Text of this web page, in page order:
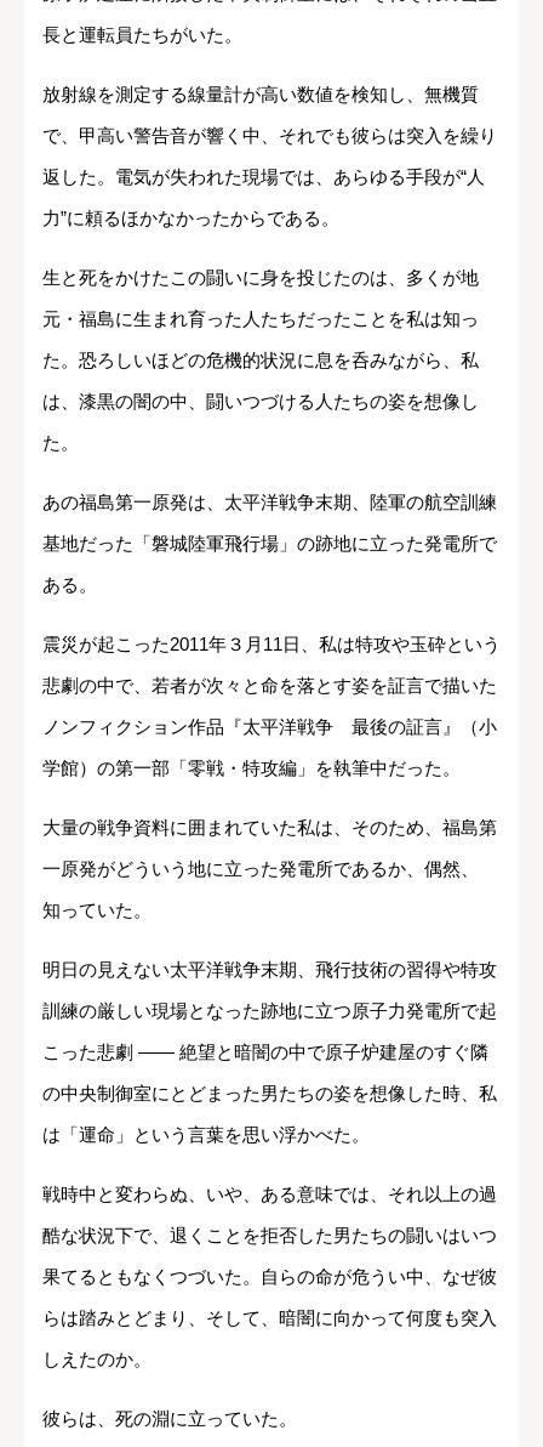
長と運転員たちがいた。
放射線を測定する線量計が高い数値を検知し、無機質
で、甲高い警告音が響く中、それでも彼らは突入を繰り
返した。電気が失われた現場では、あらゆる手段が“人
力”に頼るほかなかったからである。
生と死をかけたこの闘いに身を投じたのは、多くが地
元・福島に生まれ育った人たちだったことを私は知っ
た。恐ろしいほどの危機的状況に息を呑みながら、私
は、漆黒の闇の中、闘いつづける人たちの姿を想像し
た。
あの福島第一原発は、太平洋戦争末期、陸軍の航空訓練
基地だった「磐城陸軍飛行場」の跡地に立った発電所で
ある。
震災が起こった2011年３月11日、私は特攻や玉砕という
悲劇の中で、若者が次々と命を落とす姿を証言で描いた
ノンフィクション作品『太平洋戦争 最後の証言』（小
学館）の第一部「零戦・特攻編」を執筆中だった。
大量の戦争資料に囲まれていた私は、そのため、福島第
一原発がどういう地に立った発電所であるか、偶然、
知っていた。
明日の見えない太平洋戦争末期、飛行技術の習得や特攻
訓練の厳しい現場となった跡地に立つ原子力発電所で起
こった悲劇 ―― 絶望と暗闇の中で原子炉建屋のすぐ隣
の中央制御室にとどまった男たちの姿を想像した時、私
は「運命」という言葉を思い浮かべた。
戦時中と変わらぬ、いや、ある意味では、それ以上の過
酷な状況下で、退くことを拒否した男たちの闘いはいつ
果てるともなくつづいた。自らの命が危うい中、なぜ彼
らは踏みとどまり、そして、暗闇に向かって何度も突入
しえたのか。
彼らは、死の淵に立っていた。